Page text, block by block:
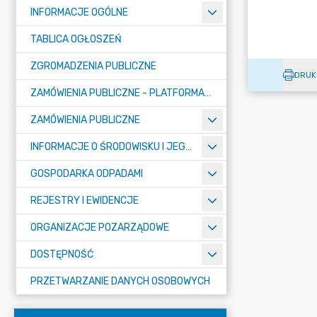
INFORMACJE OGÓLNE
TABLICA OGŁOSZEŃ
ZGROMADZENIA PUBLICZNE
ZAMÓWIENIA PUBLICZNE - PLATFORMA ZAKUPOWA (OD 01.05.2025R.)
ZAMÓWIENIA PUBLICZNE
INFORMACJE O ŚRODOWISKU I JEGO OCHRONIE
GOSPODARKA ODPADAMI
REJESTRY I EWIDENCJE
ORGANIZACJE POZARZĄDOWE
DOSTĘPNOŚĆ
PRZETWARZANIE DANYCH OSOBOWYCH